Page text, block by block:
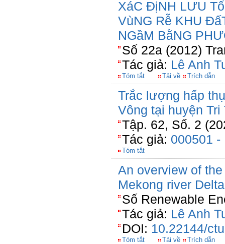
XáC ĐịNH LƯU
VùNG Rễ KHU
NGầM BằNG
Số 22a (2012)
Tác giả: Lê Anh
Tóm tắt Tải về Trích dẫn
Trắc lượng hấp
Vông tại huyện
Tập. 62, Số. 2
Tác giả: 000501 -
Tóm tắt
An overview of
Mekong river
Số Renewable
Tác giả: Lê Anh
DOI: 10.22144/
Tóm tắt Tải về Trích dẫn